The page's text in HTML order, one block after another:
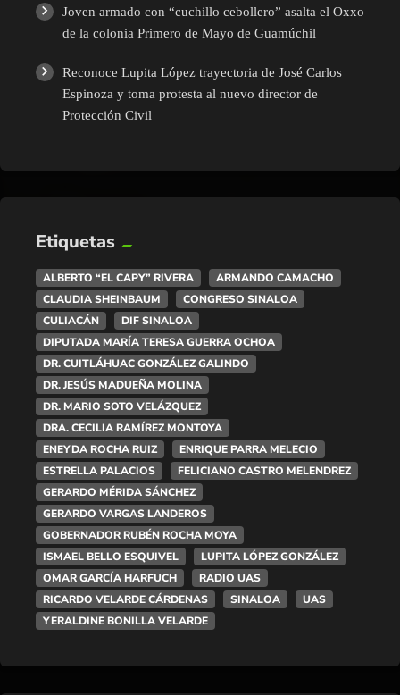
Joven armado con “cuchillo cebollero” asalta el Oxxo
de la colonia Primero de Mayo de Guamúchil
Reconoce Lupita López trayectoria de José Carlos
Espinoza y toma protesta al nuevo director de
Protección Civil
Etiquetas
ALBERTO “EL CAPY” RIVERA
ARMANDO CAMACHO
CLAUDIA SHEINBAUM
CONGRESO SINALOA
CULIACÁN
DIF SINALOA
DIPUTADA MARÍA TERESA GUERRA OCHOA
DR. CUITLÁHUAC GONZÁLEZ GALINDO
DR. JESÚS MADUEÑA MOLINA
DR. MARIO SOTO VELÁZQUEZ
DRA. CECILIA RAMÍREZ MONTOYA
ENEYDA ROCHA RUIZ
ENRIQUE PARRA MELECIO
ESTRELLA PALACIOS
FELICIANO CASTRO MELENDREZ
GERARDO MÉRIDA SÁNCHEZ
GERARDO VARGAS LANDEROS
GOBERNADOR RUBÉN ROCHA MOYA
ISMAEL BELLO ESQUIVEL
LUPITA LÓPEZ GONZÁLEZ
OMAR GARCÍA HARFUCH
RADIO UAS
RICARDO VELARDE CÁRDENAS
SINALOA
UAS
YERALDINE BONILLA VELARDE